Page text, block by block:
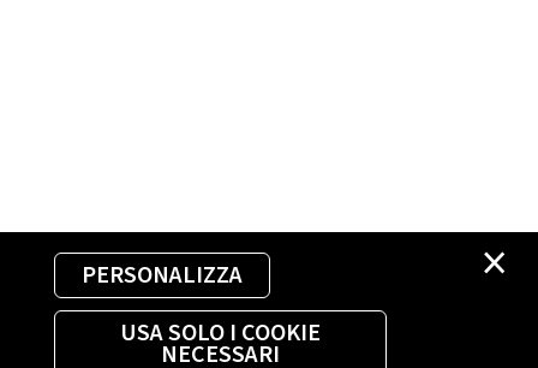
×
PERSONALIZZA
USA SOLO I COOKIE
NECESSARI